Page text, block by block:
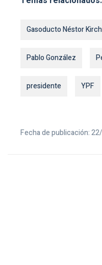
Gasoducto Néstor
Pablo González
presidente YPF
Fecha de publicación: